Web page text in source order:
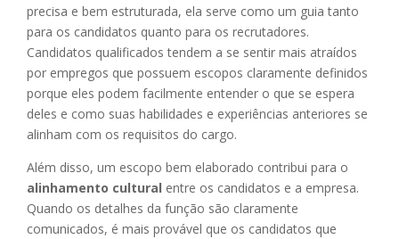
precisa e bem estruturada, ela serve como um guia tanto
para os candidatos quanto para os recrutadores.
Candidatos qualificados tendem a se sentir mais atraídos
por empregos que possuem escopos claramente definidos
porque eles podem facilmente entender o que se espera
deles e como suas habilidades e experiências anteriores se
alinham com os requisitos do cargo.
Além disso, um escopo bem elaborado contribui para o
alinhamento cultural entre os candidatos e a empresa.
Quando os detalhes da função são claramente
comunicados, é mais provável que os candidatos que